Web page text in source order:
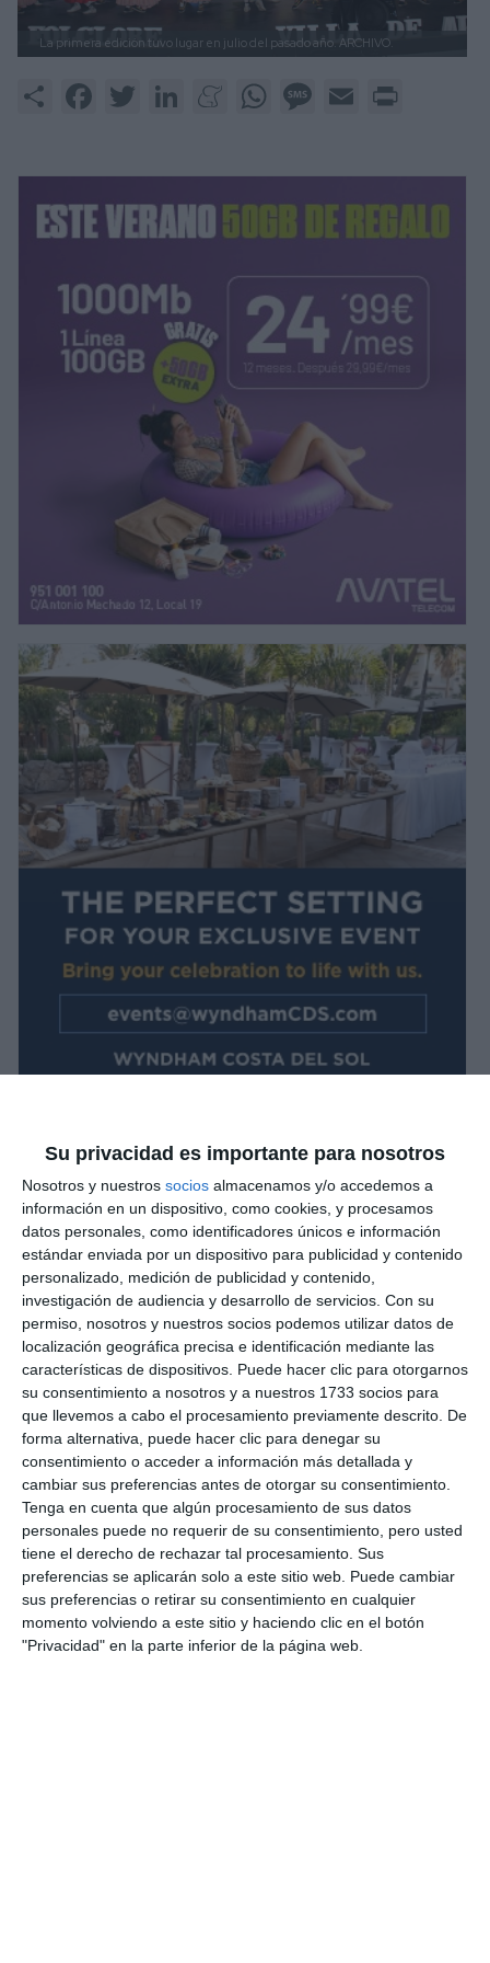
Su privacidad es importante para nosotros
Nosotros y nuestros socios almacenamos y/o accedemos a
información en un dispositivo, como cookies, y procesamos
datos personales, como identificadores únicos e información
estándar enviada por un dispositivo para publicidad y contenido
personalizado, medición de publicidad y contenido,
investigación de audiencia y desarrollo de servicios. Con su
permiso, nosotros y nuestros socios podemos utilizar datos de
localización geográfica precisa e identificación mediante las
características de dispositivos. Puede hacer clic para otorgarnos
su consentimiento a nosotros y a nuestros 1733 socios para
que llevemos a cabo el procesamiento previamente descrito. De
forma alternativa, puede hacer clic para denegar su
consentimiento o acceder a información más detallada y
cambiar sus preferencias antes de otorgar su consentimiento.
Tenga en cuenta que algún procesamiento de sus datos
personales puede no requerir de su consentimiento, pero usted
tiene el derecho de rechazar tal procesamiento. Sus
preferencias se aplicarán solo a este sitio web. Puede cambiar
sus preferencias o retirar su consentimiento en cualquier
momento volviendo a este sitio y haciendo clic en el botón
"Privacidad" en la parte inferior de la página web.
La primera edición tuvo lugar en julio del pasado año.ARCHIVO.
Share FacebookTwitter LinkedInMeneameWhatsAppMessage
Email